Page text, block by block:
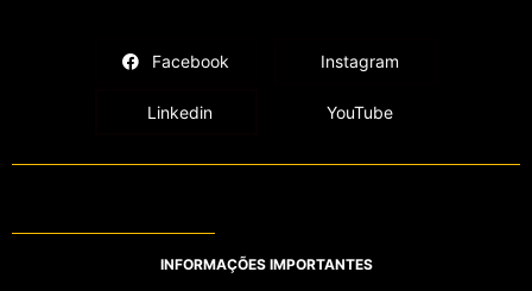
Facebook Instagram
Linkedin YouTube
INFORMAÇÕES IMPORTANTES